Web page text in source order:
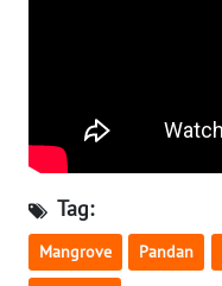
Tag:
Mangrove Pandan
WN
SULUT